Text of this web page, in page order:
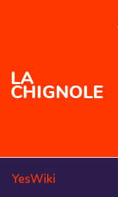
Aller au contenu
LA
CHIGNOLE
YesWiki